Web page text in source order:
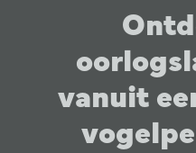
vanuit